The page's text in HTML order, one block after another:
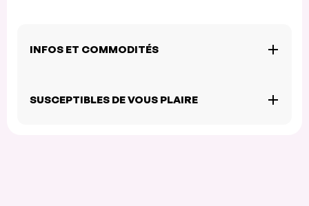
INFOS ET COMMODITÉS
SUSCEPTIBLES DE VOUS PLAIRE